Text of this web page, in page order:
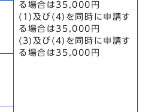
る場合は35,000円
(1)及び(4)を同時に申請す
る場合は35,000円
(3)及び(4)を同時に申請す
る場合は35,000円